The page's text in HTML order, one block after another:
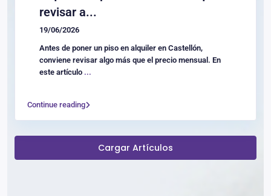
revisar a...
19/06/2026
Antes de poner un piso en alquiler en Castellón,
conviene revisar algo más que el precio mensual. En
este artículo ...
Continue reading
Cargar Artículos